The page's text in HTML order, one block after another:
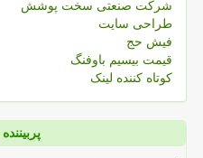
شرکت صنعتی سخت پوشش
طراحی سایت
فیش حج
قیمت بیسیم باوفنگ
کوتاه کننده لینک